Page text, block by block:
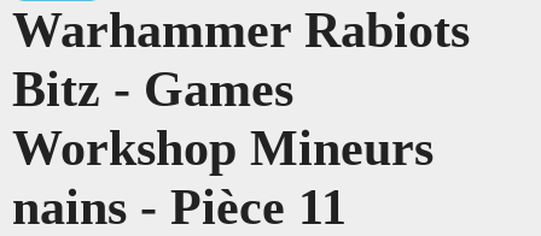
Warhammer Rabiots
Bitz - Games
Workshop Mineurs
nains - Pièce 11